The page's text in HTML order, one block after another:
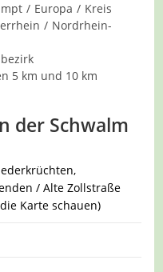
/ Europa / Kreis
/ Nordrhein-
5 km und 10 km
der Schwalm
/ Alte Zollstraße
Karte schauen)